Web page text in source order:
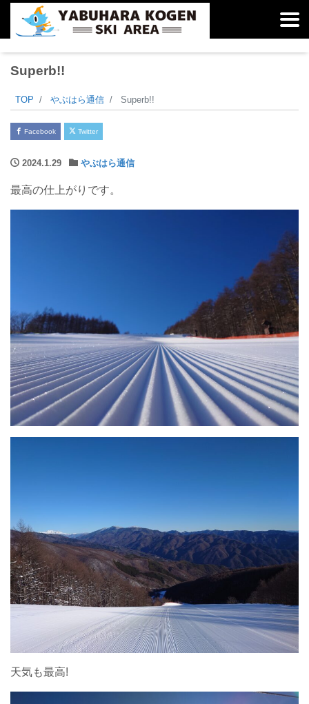
Superb!!
TOP やぶはら通信 Superb!!
Facebook Twitter
2024.1.29 やぶはら通信
最高の仕上がりです。
天気も最高!